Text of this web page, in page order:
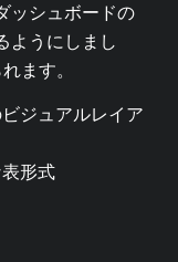
ッシュボードの
ようにしまし
ます。
ジュアルレイア
表形式